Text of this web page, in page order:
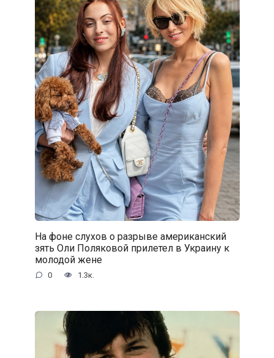
На фоне слухов о разрыве американский
зять Оли Поляковой прилетел в Украину к
молодой жене
0 1.3к.